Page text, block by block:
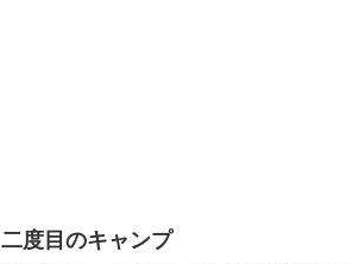
二度目のキャンプ